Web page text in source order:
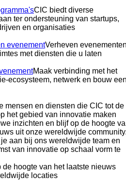
CIC biedt diverse
ter ondersteuning van startups,
en organisaties
evenementVerheven
met diensten die u laten
Maak verbinding met het
ecosysteem, netwerk en bouw
mensen en diensten die CIC tot de
het gebied van innovatie maken
inzichten en blijf op de hoogte
uit onze wereldwijde
aan bij ons wereldwijde team en
van innovatie op schaal vorm te
de hoogte van het laatste nieuws
locaties